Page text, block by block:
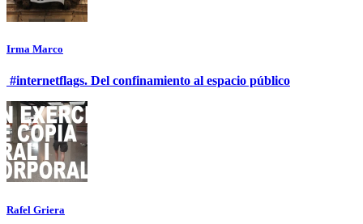
Irma Marco
#internetflags. Del confinamiento al espacio público
Rafel Griera